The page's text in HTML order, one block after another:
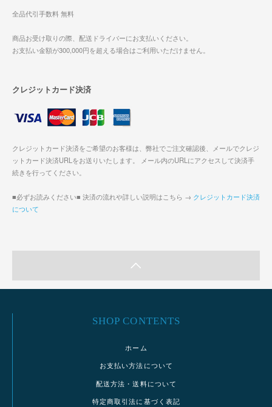
全品代引手数料 無料
商品お受け取りの際、配送ドライバーにお支払いください。
お支払い金額が300,000円を超える場合はご利用いただけません。
クレジットカード決済
クレジットカード決済をご希望のお客様は、弊社でご注文確認後、メールでクレジ
ットカード決済URLをお送りいたします。 メール内のURLにアクセスして決済手
続きを行ってください。
■必ずお読みください■ 決済の流れや詳しい説明はこちら → クレジットカード決済
について
SHOP CONTENTS
ホーム
お支払い方法について
配送方法・送料について
特定商取引法に基づく表記